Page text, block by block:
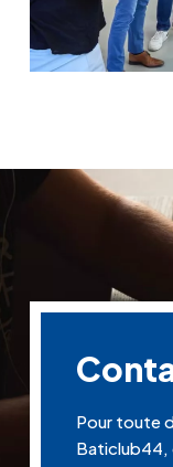
Pour toute
Baticlub44,